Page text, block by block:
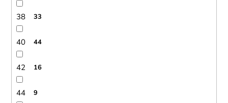
38 33
40 44
42 16
44 9